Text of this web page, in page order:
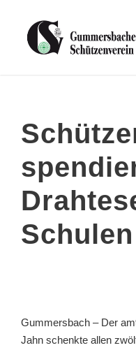
Schulen
Gummersbach – Der
Jahn schenkte allen